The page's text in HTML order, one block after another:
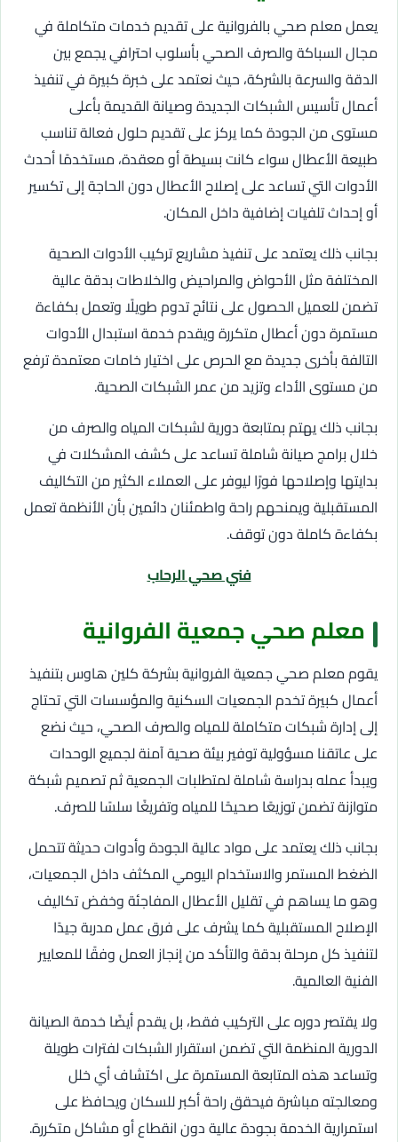
يعمل معلم صحي بالفروانية على تقديم خدمات متكاملة في
مجال السباكة والصرف الصحي بأسلوب احترافي يجمع بين
الدقة والسرعة بالشركة، حيث نعتمد على خبرة كبيرة في تنفيذ
أعمال تأسيس الشبكات الجديدة وصيانة القديمة بأعلى
مستوى من الجودة كما يركز على تقديم حلول فعالة تناسب
طبيعة الأعطال سواء كانت بسيطة أو معقدة، مستخدمًا أحدث
الأدوات التي تساعد على إصلاح الأعطال دون الحاجة إلى تكسير
أو إحداث تلفيات إضافية داخل المكان.
بجانب ذلك يعتمد على تنفيذ مشاريع تركيب الأدوات الصحية
المختلفة مثل الأحواض والمراحيض والخلاطات بدقة عالية
تضمن للعميل الحصول على نتائج تدوم طويلًا وتعمل بكفاءة
مستمرة دون أعطال متكررة ويقدم خدمة استبدال الأدوات
التالفة بأخرى جديدة مع الحرص على اختيار خامات معتمدة ترفع
من مستوى الأداء وتزيد من عمر الشبكات الصحية.
بجانب ذلك يهتم بمتابعة دورية لشبكات المياه والصرف من
خلال برامج صيانة شاملة تساعد على كشف المشكلات في
بدايتها وإصلاحها فورًا ليوفر على العملاء الكثير من التكاليف
المستقبلية ويمنحهم راحة واطمئنان دائمين بأن الأنظمة تعمل
بكفاءة كاملة دون توقف.
فني صحي الرحاب
معلم صحي جمعية الفروانية
يقوم معلم صحي جمعية الفروانية بشركة كلين هاوس بتنفيذ
أعمال كبيرة تخدم الجمعيات السكنية والمؤسسات التي تحتاج
إلى إدارة شبكات متكاملة للمياه والصرف الصحي، حيث نضع
على عاتقنا مسؤولية توفير بيئة صحية آمنة لجميع الوحدات
ويبدأ عمله بدراسة شاملة لمتطلبات الجمعية ثم تصميم شبكة
متوازنة تضمن توزيعًا صحيحًا للمياه وتفريغًا سلسًا للصرف.
بجانب ذلك يعتمد على مواد عالية الجودة وأدوات حديثة تتحمل
الضغط المستمر والاستخدام اليومي المكثف داخل الجمعيات،
وهو ما يساهم في تقليل الأعطال المفاجئة وخفض تكاليف
الإصلاح المستقبلية كما يشرف على فرق عمل مدربة جيدًا
لتنفيذ كل مرحلة بدقة والتأكد من إنجاز العمل وفقًا للمعايير
الفنية العالمية.
ولا يقتصر دوره على التركيب فقط، بل يقدم أيضًا خدمة الصيانة
الدورية المنظمة التي تضمن استقرار الشبكات لفترات طويلة
وتساعد هذه المتابعة المستمرة على اكتشاف أي خلل
ومعالجته مباشرة فيحقق راحة أكبر للسكان ويحافظ على
استمرارية الخدمة بجودة عالية دون انقطاع أو مشاكل متكررة.